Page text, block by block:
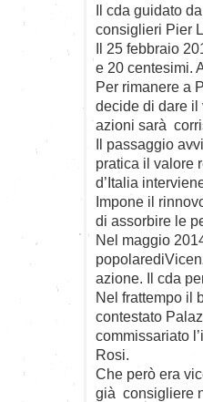
Il cda guidato
consiglieri Pier
Il 25 febbraio
e 20 centesimi.
Per rimanere a
decide di dare il
azioni sarà
Il passaggio
pratica il valore
d’Italia
Impone il
di assorbire le
Nel maggio
azione. Il cda
Nel frattempo il
contestato
commissariato
Rosi.
Che però era
già consigliere